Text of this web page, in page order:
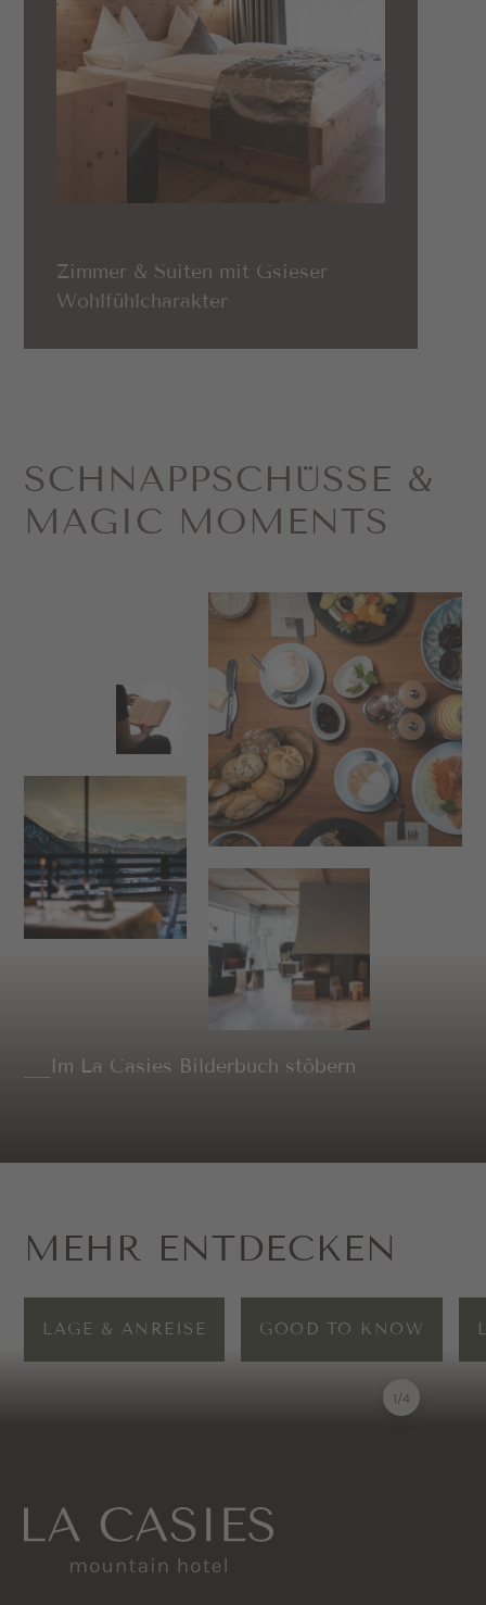
Zimmer & Suiten mit Gsieser
Wohlfühlcharakter
SCHNAPP­SCHÜSSE &
MAGIC MOMENTS
Im La Casies Bilderbuch stöbern
MEHR ENTDECKEN
LAGE & ANREISE GOOD TO KNOW
1/4